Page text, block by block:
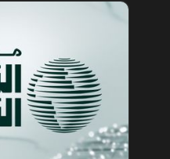
مع الشرق الأوسط